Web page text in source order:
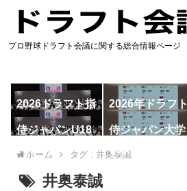
プロ野球ドラフト会議に関する総合情報ページ
2026ドラフト指
名予想
2026年ドラフト
候補
侍ジャパンU18
代表
侍ジャパン大学
代表
ホーム タグ : 井奥泰誠
井奥泰誠